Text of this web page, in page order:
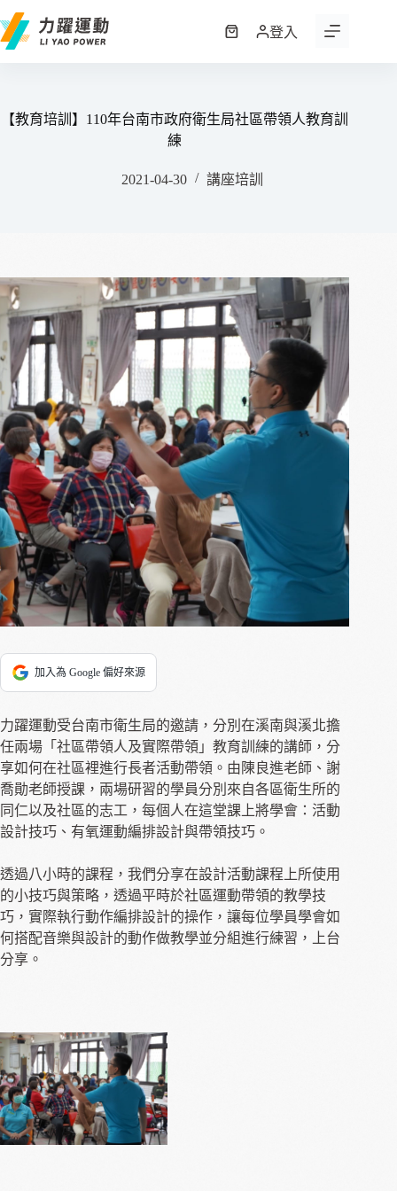
至
主
容
購
登入
【教育培訓】110年台南市政府衛生局社區帶領人教育訓
練
2021-04-30 講座培訓
加入為 Google 偏好來源
力躍運動受台南市衛生局的邀請，分別在溪南與溪北擔
任兩場「社區帶領人及實際帶領」教育訓練的講師，分
享如何在社區裡進行長者活動帶領。由陳良進老師、謝
喬勛老師授課，兩場研習的學員分別來自各區衛生所的
同仁以及社區的志工，每個人在這堂課上將學會：活動
設計技巧、有氧運動編排設計與帶領技巧。
透過八小時的課程，我們分享在設計活動課程上所使用
的小技巧與策略，透過平時於社區運動帶領的教學技
巧，實際執行動作編排設計的操作，讓每位學員學會如
何搭配音樂與設計的動作做教學並分組進行練習，上台
分享。